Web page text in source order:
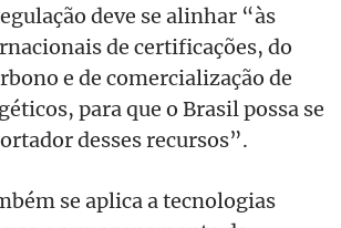
deve se alinhar “às
de certificações, do
e de comercialização de
para que o Brasil possa se
desses recursos”.
se aplica a tecnologias